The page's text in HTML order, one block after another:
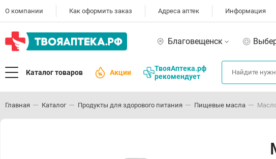
О компании Как оформить заказ Адреса аптек Информация
Благовещенск
Каталог товаров Акции
ТвояАптека.рф
рекомендует
Главная Каталог Продукты для здорового питания Пищевые масла